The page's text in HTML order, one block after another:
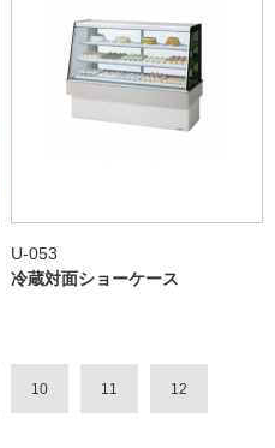
U-053
冷蔵対面ショーケース
10 11 12